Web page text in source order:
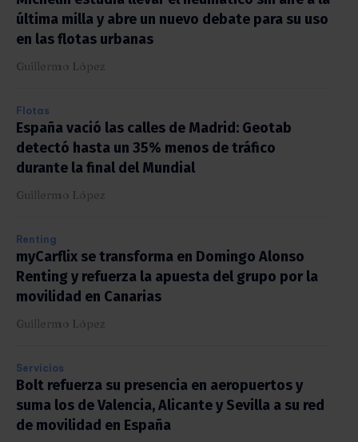
última milla y abre un nuevo debate para su uso
en las flotas urbanas
Guillermo López
Flotas
España vació las calles de Madrid: Geotab
detectó hasta un 35% menos de tráfico
durante la final del Mundial
Guillermo López
Renting
myCarflix se transforma en Domingo Alonso
Renting y refuerza la apuesta del grupo por la
movilidad en Canarias
Guillermo López
Servicios
Bolt refuerza su presencia en aeropuertos y
suma los de Valencia, Alicante y Sevilla a su red
de movilidad en España